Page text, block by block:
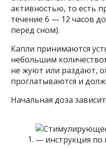
активностью, то есть
течение 6 — 12 часов
перед сном).
Капли принимаются
небольшим
не жуют или раздают,
проглатываются и
Начальная доза